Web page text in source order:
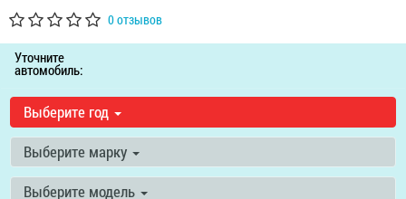
0 отзывов
Уточните
автомобиль:
Выберите год
Выберите марку
Выберите модель